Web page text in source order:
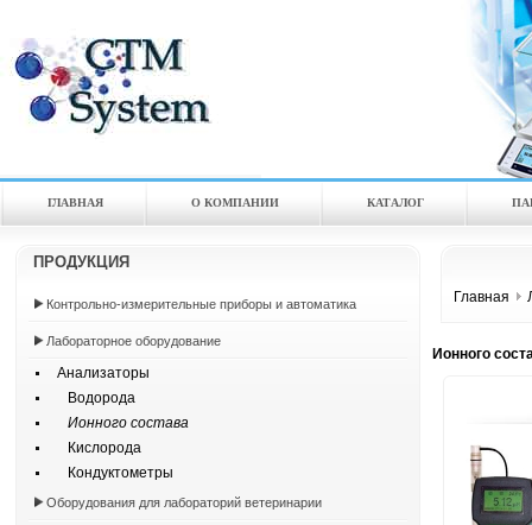
ГЛАВНАЯ О КОМПАНИИ КАТАЛOГ
ПРОДУКЦИЯ
Контрольно-измерительные приборы и автоматика
Лабораторное оборудование
Анализаторы
Водорода
Ионного состава
Кислорода
Кондуктометры
Оборудования для лабораторий ветеринарии
Главная
Ионного